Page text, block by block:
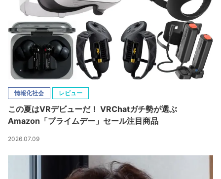
情報化社会 レビュー
この夏はVRデビューだ！ VRChatガチ勢が選ぶ
Amazon「プライムデー」セール注目商品
2026.07.09